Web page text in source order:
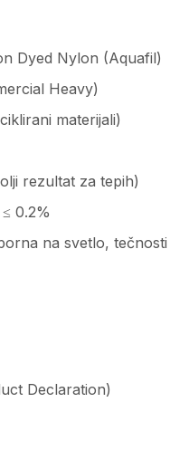
Dyed Nylon (Aquafil)
Heavy)
materijali)
rezultat za tepih)
0.2%
na svetlo, tečnosti
Declaration)